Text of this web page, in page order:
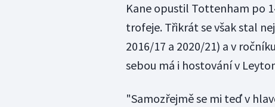
Kane opustil Tottenham po
trofeje. Třikrát se však stal
2016/17 a 2020/21) a v
sebou má i hostování v
"Samozřejmě se mi teď v